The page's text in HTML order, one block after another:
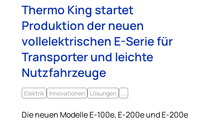
Thermo King startet
Produktion der neuen
vollelektrischen E-Serie für
Transporter und leichte
Nutzfahrzeuge
Elektrik Innovationen Lösungen
Die neuen Modelle E-100e, E-200e und E-200e